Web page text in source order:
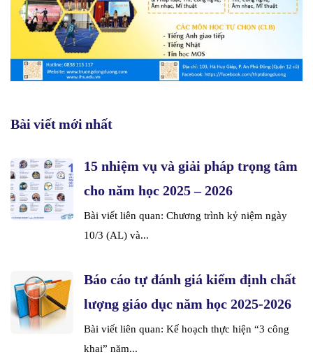
Bài viết mới nhất
15 nhiệm vụ và giải pháp trọng tâm
cho năm học 2025 – 2026
Bài viết liên quan: Chương trình kỷ niệm ngày
10/3 (AL) và...
Báo cáo tự đánh giá kiểm định chất
lượng giáo dục năm học 2025-2026
Bài viết liên quan: Kế hoạch thực hiện “3 công
khai” năm...